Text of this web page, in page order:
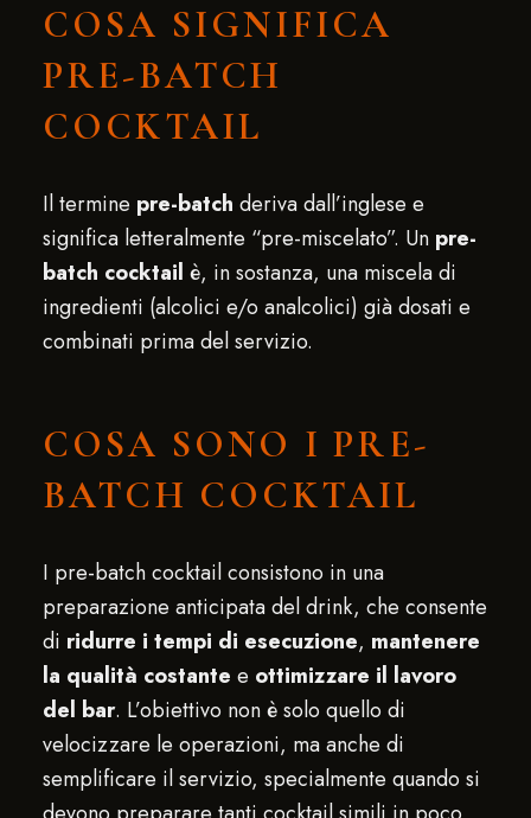
COSA SIGNIFICA
PRE-BATCH
COCKTAIL
Il termine pre-batch deriva dall’inglese e
significa letteralmente “pre-miscelato”. Un pre-
batch cocktail è, in sostanza, una miscela di
ingredienti (alcolici e/o analcolici) già dosati e
combinati prima del servizio.
COSA SONO I PRE-
BATCH COCKTAIL
I pre-batch cocktail consistono in una
preparazione anticipata del drink, che consente
di ridurre i tempi di esecuzione, mantenere
la qualità costante e ottimizzare il lavoro
del bar. L’obiettivo non è solo quello di
velocizzare le operazioni, ma anche di
semplificare il servizio, specialmente quando si